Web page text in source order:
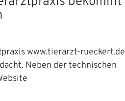
www.tierarzt-rueckert.de
Neben der technischen